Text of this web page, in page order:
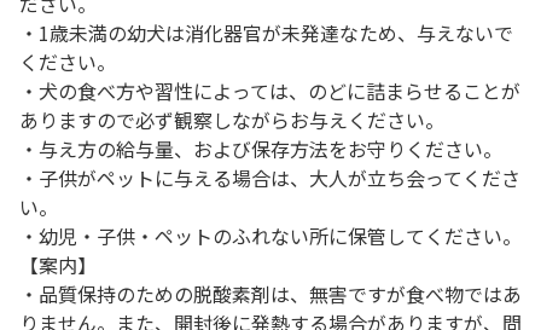
・1歳未満の幼犬は消化器官が未発達なため、与えないで
ください。
・犬の食べ方や習性によっては、のどに詰まらせることが
ありますので必ず観察しながらお与えください。
・与え方の給与量、および保存方法をお守りください。
・子供がペットに与える場合は、大人が立ち会ってくださ
い。
・幼児・子供・ペットのふれない所に保管してください。
【案内】
・品質保持のための脱酸素剤は、無害ですが食べ物ではあ
りません。また、開封後に発熱する場合がありますが、問